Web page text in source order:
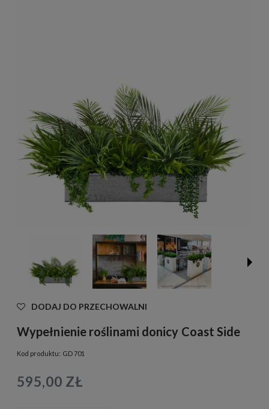
DODAJ DO PRZECHOWALNI
Wypełnienie roślinami donicy Coast Side
Kod produktu: GD 701
595,00 ZŁ